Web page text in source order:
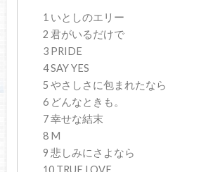
1 いとしのエリー
2 君がいるだけで
3 PRIDE
4 SAY YES
5 やさしさに包まれたなら
6 どんなときも。
7 幸せな結末
8 M
9 悲しみにさよなら